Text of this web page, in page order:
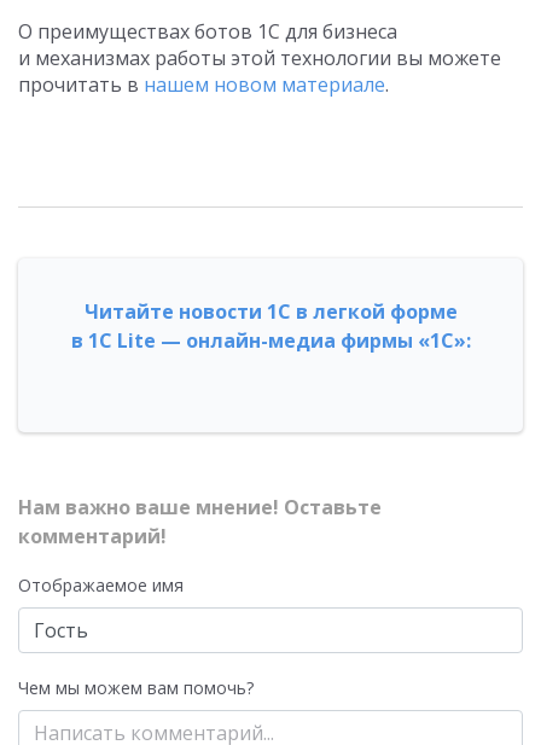
О преимуществах ботов 1С для бизнеса
и механизмах работы этой технологии вы можете
прочитать в нашем новом материале.
Читайте новости 1С в легкой форме
в 1С Lite — онлайн-медиа фирмы «1С»:
Нам важно ваше мнение! Оставьте
комментарий!
Отображаемое имя
Чем мы можем вам помочь?